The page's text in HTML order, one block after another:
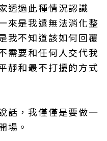
透過此種情況認識
來是我還無法消化整
我不知道該如何回覆
需要和任何人交代我
靜和最不打擾的方式
話，我僅僅是要做一
場。